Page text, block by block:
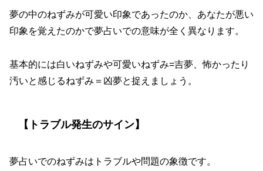
夢の中のねずみが可愛い印象であったのか、あなたが悪い
印象を覚えたのかで夢占いでの意味が全く異なります。
基本的には白いねずみや可愛いねずみ=吉夢、怖かったり
汚いと感じるねずみ＝凶夢と捉えましょう。
【トラブル発生のサイン】
夢占いでのねずみはトラブルや問題の象徴です。